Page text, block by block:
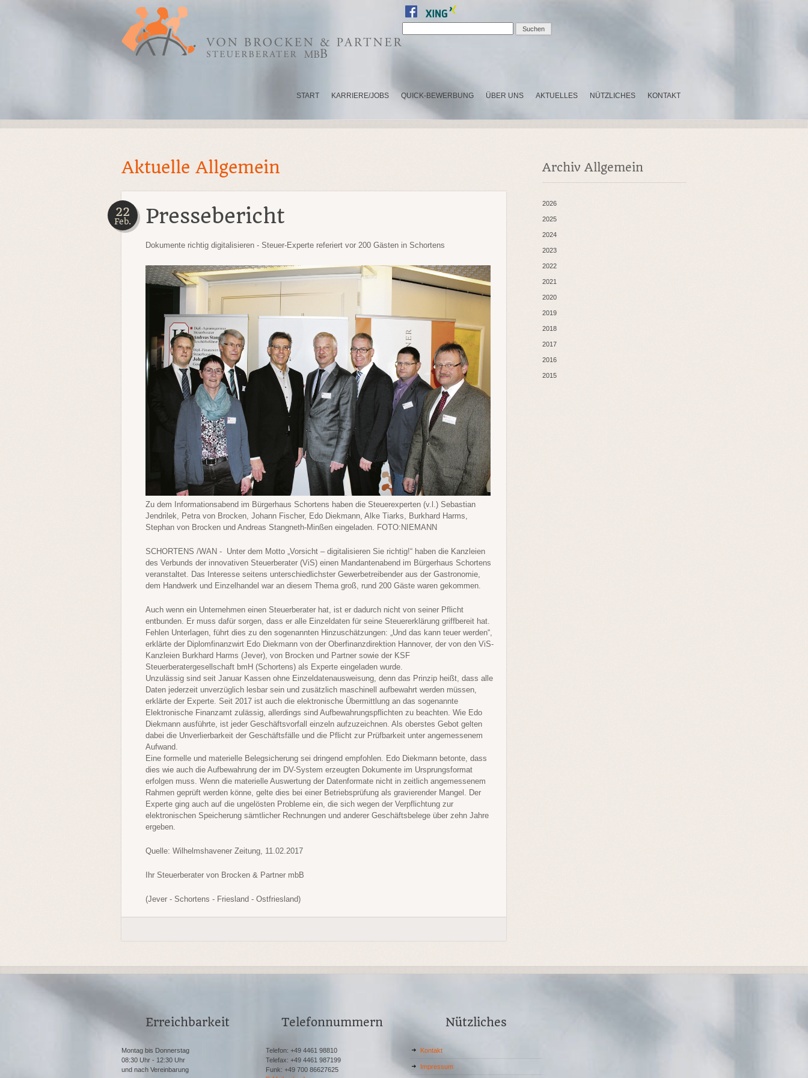
START KARRIERE/JOBS QUICK-BEWERBUNG ÜBER UNS AKTUELLES NÜTZLICHES KONTAKT
Aktuelle Allgemein
22
Feb. Pressebericht
Dokumente richtig digitalisieren - Steuer-Experte referiert vor 200 Gästen in Schortens
Zu dem Informationsabend im Bürgerhaus Schortens haben die Steuerexperten (v.l.) Sebastian
Jendrilek, Petra von Brocken, Johann Fischer, Edo Diekmann, Alke Tiarks, Burkhard Harms,
Stephan von Brocken und Andreas Stangneth-Minßen eingeladen. FOTO:NIEMANN
SCHORTENS /WAN - Unter dem Motto „Vorsicht – digitalisieren Sie richtig!“ haben die Kanzleien
des Verbunds der innovativen Steuerberater (ViS) einen Mandantenabend im Bürgerhaus Schortens
veranstaltet. Das Interesse seitens unterschiedlichster Gewerbetreibender aus der Gastronomie,
dem Handwerk und Einzelhandel war an diesem Thema groß, rund 200 Gäste waren gekommen.
Auch wenn ein Unternehmen einen Steuerberater hat, ist er dadurch nicht von seiner Pflicht
entbunden. Er muss dafür sorgen, dass er alle Einzeldaten für seine Steuererklärung griffbereit hat.
Fehlen Unterlagen, führt dies zu den sogenannten Hinzuschätzungen: „Und das kann teuer werden“,
erklärte der Diplomfinanzwirt Edo Diekmann von der Oberfinanzdirektion Hannover, der von den ViS-
Kanzleien Burkhard Harms (Jever), von Brocken und Partner sowie der KSF
Steuerberatergesellschaft bmH (Schortens) als Experte eingeladen wurde.
Unzulässig sind seit Januar Kassen ohne Einzeldatenausweisung, denn das Prinzip heißt, dass alle
Daten jederzeit unverzüglich lesbar sein und zusätzlich maschinell aufbewahrt werden müssen,
erklärte der Experte. Seit 2017 ist auch die elektronische Übermittlung an das sogenannte
Elektronische Finanzamt zulässig, allerdings sind Aufbewahrungspflichten zu beachten. Wie Edo
Diekmann ausführte, ist jeder Geschäftsvorfall einzeln aufzuzeichnen. Als oberstes Gebot gelten
dabei die Unverlierbarkeit der Geschäftsfälle und die Pflicht zur Prüfbarkeit unter angemessenem
Aufwand.
Eine formelle und materielle Belegsicherung sei dringend empfohlen. Edo Diekmann betonte, dass
dies wie auch die Aufbewahrung der im DV-System erzeugten Dokumente im Ursprungsformat
erfolgen muss. Wenn die materielle Auswertung der Datenformate nicht in zeitlich angemessenem
Rahmen geprüft werden könne, gelte dies bei einer Betriebsprüfung als gravierender Mangel. Der
Experte ging auch auf die ungelösten Probleme ein, die sich wegen der Verpflichtung zur
elektronischen Speicherung sämtlicher Rechnungen und anderer Geschäftsbelege über zehn Jahre
ergeben.
Quelle: Wilhelmshavener Zeitung, 11.02.2017
Ihr Steuerberater von Brocken & Partner mbB
(Jever - Schortens - Friesland - Ostfriesland)
Archiv Allgemein
2026
2025
2024
2023
2022
2021
2020
2019
2018
2017
2016
2015
Erreichbarkeit
Montag bis Donnerstag
08:30 Uhr - 12:30 Uhr
und nach Vereinbarung
Telefonnummern
Telefon: +49 4461 98810
Telefax: +49 4461 987199
Funk: +49 700 86627625
Nützliches
Kontakt
Impressum